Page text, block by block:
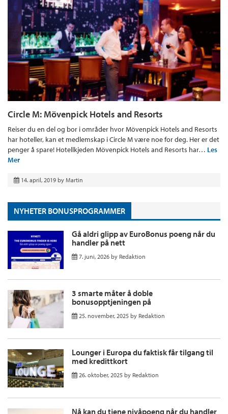
Circle M: Mövenpick Hotels and Resorts
Reiser du en del og bor i områder hvor Mövenpick Hotels and Resorts
har hoteller, kan et medlemskap i Circle M være noe for deg. Her er det
penger å spare! Hotellkjeden Mövenpick Hotels and Resorts har… Les
Mer
14. april, 2019 by Martin
NYHETER BONUSPROGRAMMER
Gå aldri glipp av EuroBonus poeng når du
handler på nett
7. juni, 2026 by Redaktion
3 smarte måter å doble
bonusopptjeningen på
25. november, 2025 by Redaktion
Lounger i Europa du faktisk får tilgang til
med kredittkort
26. oktober, 2025 by Redaktion
Nå kan du tjene nivåpoeng når du handler